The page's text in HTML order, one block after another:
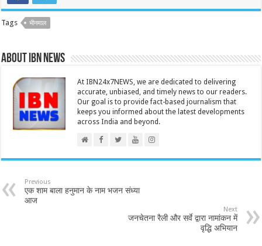
Tags भीनमाल
About IBN NEWS
At IBN24x7NEWS, we are dedicated to delivering
accurate, unbiased, and timely news to our readers.
Our goal is to provide fact-based journalism that
keeps you informed about the latest developments
across India and beyond.
Previous
एक शाम बाला हनुमान के नाम भजन संध्या
आज
Next
जनचेतना रैली और सर्वे द्वारा नामांकन में
वृद्धि अभियान